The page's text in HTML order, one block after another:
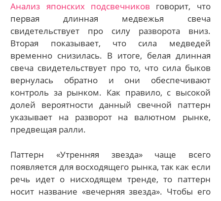
Анализ японских подсвечников говорит, что
первая длинная медвежья свеча
свидетельствует про силу разворота вниз.
Вторая показывает, что сила медведей
временно снизилась. В итоге, белая длинная
свеча свидетельствует про то, что сила быков
вернулась обратно и они обеспечивают
контроль за рынком. Как правило, с высокой
долей вероятности данный свечной паттерн
указывает на разворот на валютном рынке,
предвещая ралли.
Паттерн «Утренняя звезда» чаще всего
появляется для восходящего рынка, так как если
речь идет о нисходящем тренде, то паттерн
носит название «вечерняя звезда». Чтобы его